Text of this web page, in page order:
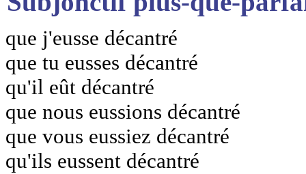
que j'eusse décantré
que tu eusses décantré
qu'il eût décantré
que nous eussions décantré
que vous eussiez décantré
qu'ils eussent décantré